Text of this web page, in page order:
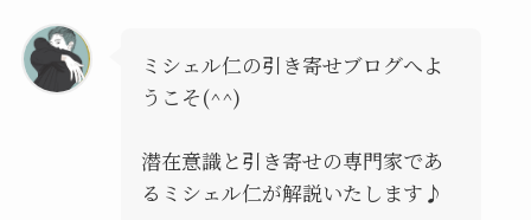
ミシェル仁の引き寄せブログへよ
うこそ(^^)
潜在意識と引き寄せの専門家であ
るミシェル仁が解説いたします♪